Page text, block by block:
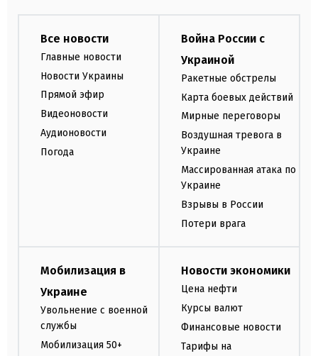
Все новости
Главные новости
Новости Украины
Прямой эфир
Видеоновости
Аудионовости
Погода
Война России с
Украиной
Ракетные обстрелы
Карта боевых действий
Мирные переговоры
Воздушная тревога в
Украине
Массированная атака по
Украине
Взрывы в России
Потери врага
Мобилизация в
Украине
Увольнение с военной
службы
Мобилизация 50+
Новости экономики
Цена нефти
Курсы валют
Финансовые новости
Тарифы на